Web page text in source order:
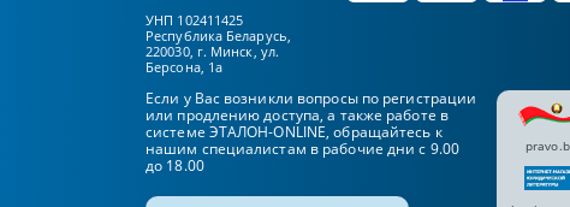
УНП 102411425
Республика Беларусь,
220030, г. Минск, ул.
Берсона, 1а
Если у Вас возникли вопросы по регистрации
или продлению доступа, а также работе в
системе ЭТАЛОН-ONLINE, обращайтесь к
нашим специалистам в рабочие дни с 9.00
до 18.00